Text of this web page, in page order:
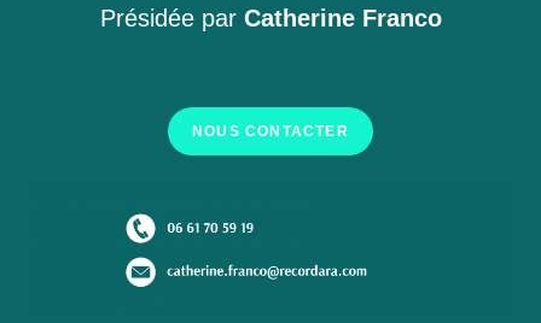
Présidée par Catherine Franco
NOUS CONTACTER